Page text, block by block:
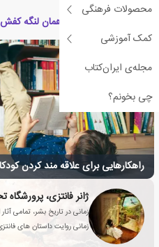
محصولات فرهنگی
کمک آموزشی
مجله‌ی ایران‌کتاب
چی بخونم؟
مقالات مرتبط با کتاب همان لنگه
راهکارهایی برای علاقه مند کردن
ژانر فانتزی،
زمانی در تاریخ بشر، تمامی
زمانی روایت داستان های